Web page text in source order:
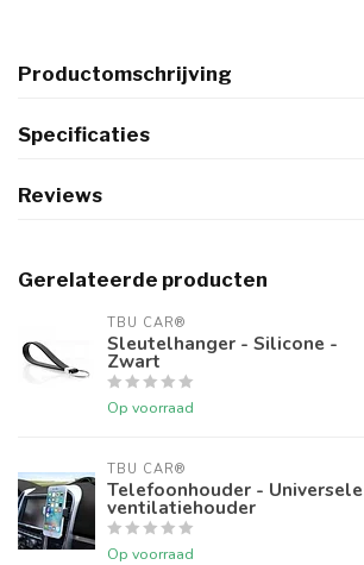
Productomschrijving
Specificaties
Reviews
Gerelateerde producten
TBU CAR®
Sleutelhanger - Silicone -
Zwart
Op voorraad
TBU CAR®
Telefoonhouder - Universele
ventilatiehouder
Op voorraad